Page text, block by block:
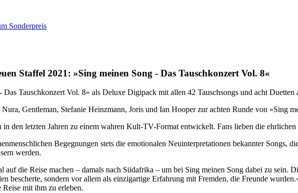
Sonderpreis
Staffel 2021: »Sing meinen Song - Das Tauschkonzert Vol. 8«
Tauschkonzert Vol. 8« als Deluxe Digipack mit allen 42 Tauschsongs und acht Duetten
Gentleman, Stefanie Heinzmann, Joris und Ian Hooper zur achten Runde von »Sing
den letzten Jahren zu einem wahren Kult-TV-Format entwickelt. Fans lieben die
Begegnungen stets die emotionalen Neuinterpretationen bekannter Songs,
werden.
auf die Reise machen – damals nach Südafrika – um bei Sing meinen Song dabei zu sein.
bescherte, sondern vor allem als einzigartige Erfahrung mit Fremden, die Freunde
Reise mit ihm zu erleben.